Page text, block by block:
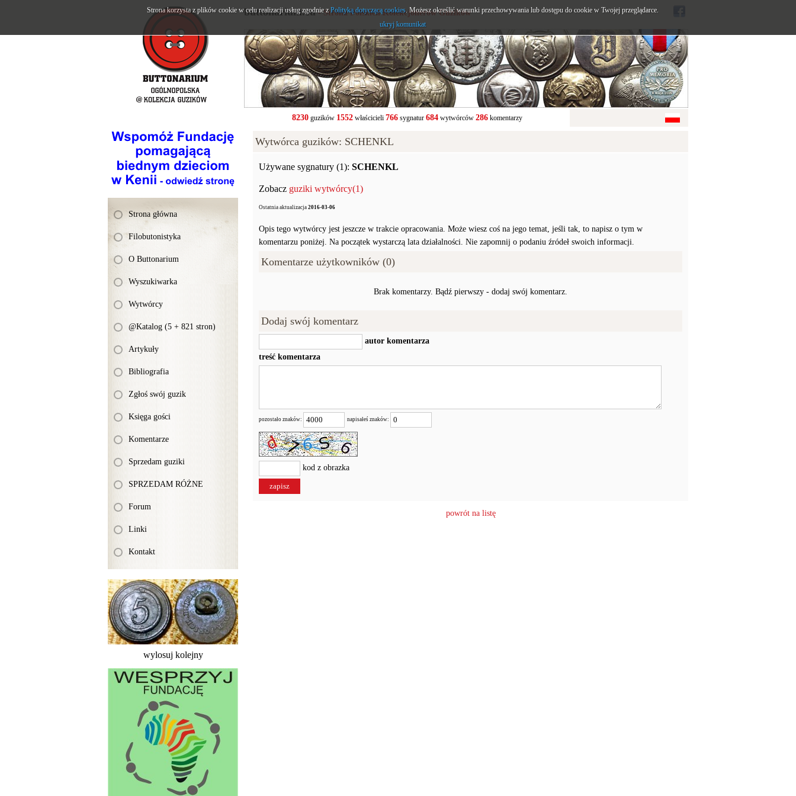
Strona główna
Filobutonistyka
O Buttonarium
Wyszukiwarka
Wytwórcy
@Katalog (5 + 821 stron)
Artykuły
Bibliografia
Zgłoś swój guzik
Księga gości
Komentarze
Sprzedam guziki
SPRZEDAM RÓŻNE
Forum
Linki
Kontakt
wylosuj kolejny
buttonarium.eu- Strona Polskich Kolekcjonerów Guzików
8230guzików 1552właścicieli 766sygnatur 684wytwórców 286komentarzy
Wytwórca guzików: SCHENKL
Używane sygnatury (1): SCHENKL
Zobacz guziki wytwórcy(1)
Ostatnia aktualizacja 2016-03-06
Opis tego wytwórcy jest jeszcze w trakcie opracowania. Może wiesz coś na jego temat, jeśli tak, to napisz o tym w
komentarzu poniżej. Na początek wystarczą lata działalności. Nie zapomnij o podaniu źródeł swoich informacji.
Komentarze użytkowników (0)
Brak komentarzy. Bądź pierwszy - dodaj swój komentarz.
Dodaj swój komentarz
autor komentarza
treść komentarza
pozostało znaków: napisałeś znaków:
kod z obrazka
powrót na listę
Strona korzysta z plików cookie w celu realizacji usług zgodnie zPolityką dotyczącą cookies. Możesz określić warunki przechowywania lub dostępu do cookie w Twojej przeglądarce.
ukryj komunikat